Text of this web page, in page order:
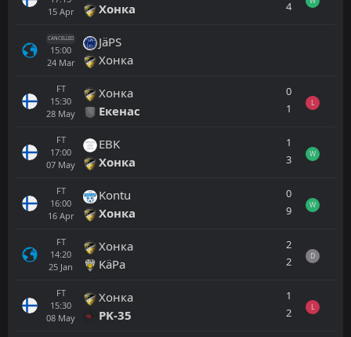
15 Apr
Хонка
4
CANCELLED
15:00
24 Mar
JäPS
Хонка
FT
15:30
28 May
Хонка
Екенас
0
1
L
FT
17:00
07 May
EBK
Хонка
1
3
W
FT
16:00
16 Apr
Kontu
Хонка
0
9
W
FT
14:20
25 Jan
Хонка
KäPa
2
2
D
FT
15:30
08 May
Хонка
PK-35
1
2
L